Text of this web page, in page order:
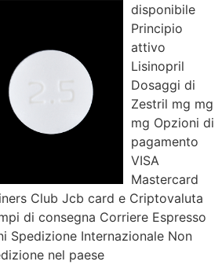
disponibile
Principio
attivo
Lisinopril
Dosaggi di
Zestril mg mg
mg Opzioni di
pagamento
VISA
Mastercard
Club Jcb card e Criptovaluta
di consegna Corriere Espresso
Spedizione Internazionale Non
nel paese